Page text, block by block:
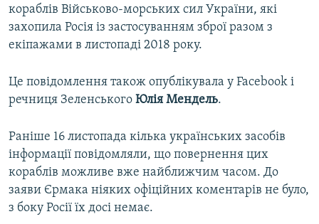
кораблів Військово-морських сил України, які
захопила Росія із застосуванням зброї разом з
екіпажами в листопаді 2018 року.
Це повідомлення також опублікувала у Facebook і
речниця Зеленського Юлія Мендель.
Раніше 16 листопада кілька українських засобів
інформації повідомляли, що повернення цих
кораблів можливе вже найближчим часом. До
заяви Єрмака ніяких офіційних коментарів не було,
з боку Росії їх досі немає.